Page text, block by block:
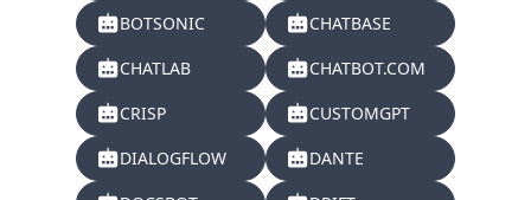
BOTSONIC
CHATBASE
CHATLAB
CHATBOT.COM
CRISP
CUSTOMGPT
DIALOGFLOW
DANTE